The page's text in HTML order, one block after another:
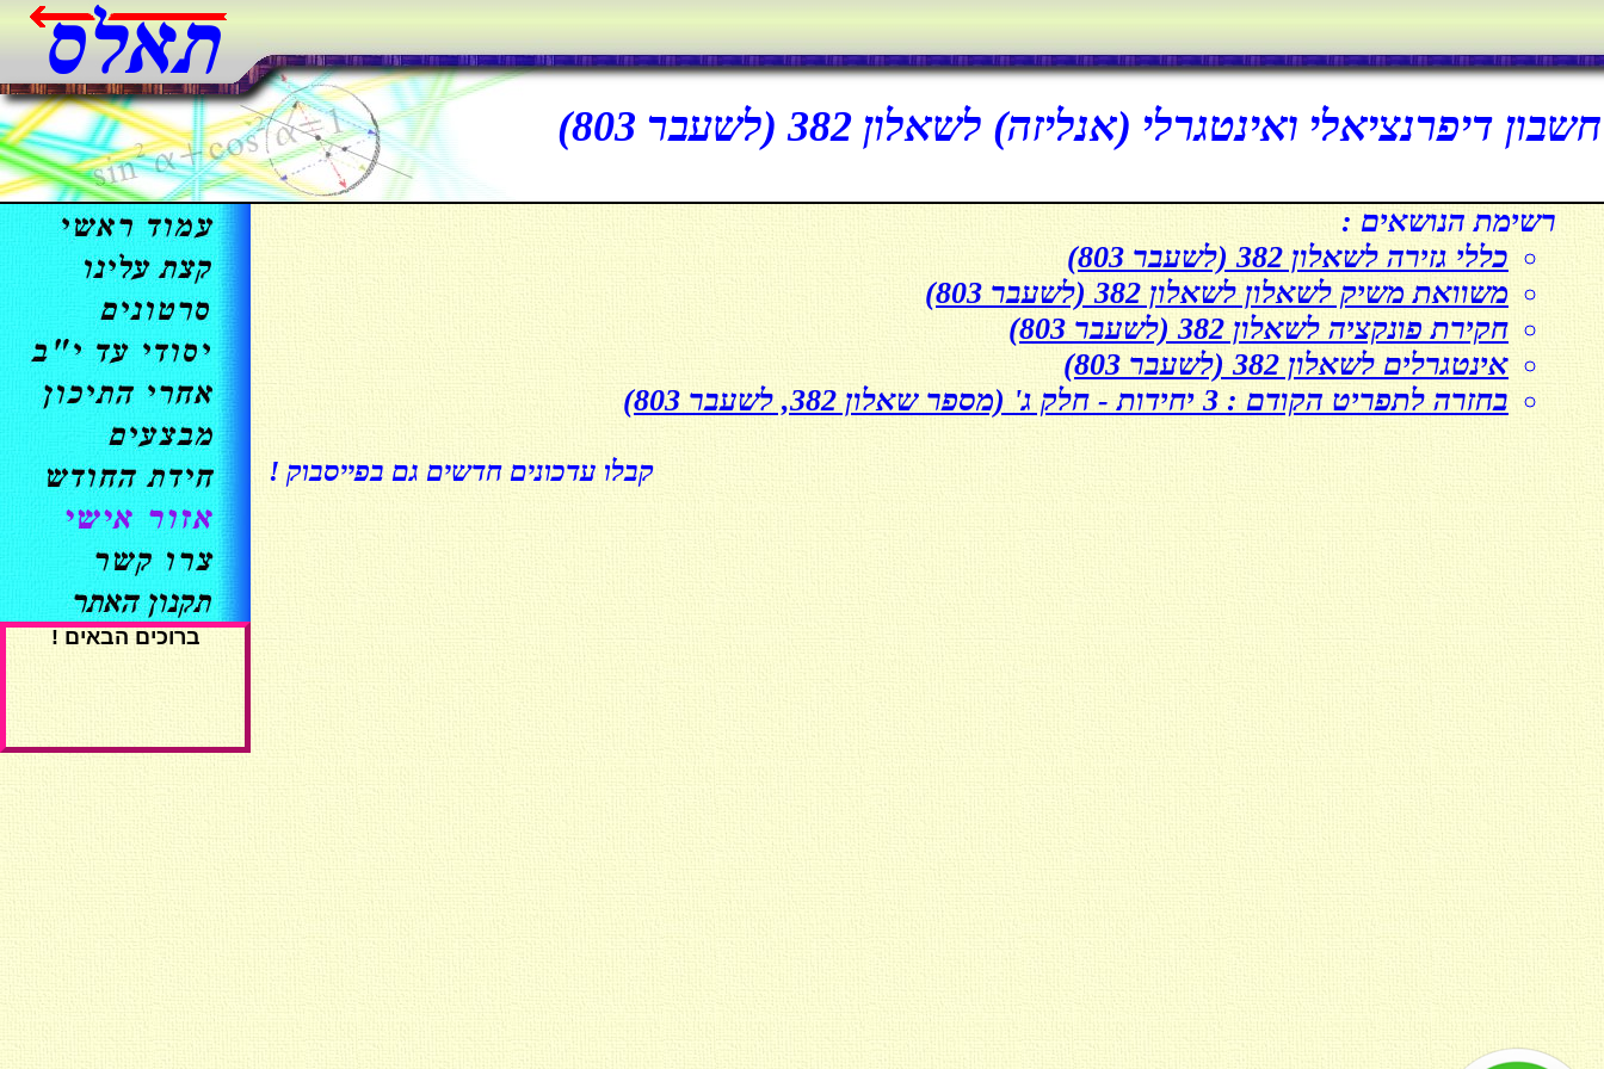
ברוכים הבאים !
חשבון דיפרנציאלי ואינטגרלי (אנליזה) לשאלון 382 (לשעבר 803)
רשימת הנושאים :
כללי גזירה לשאלון 382 (לשעבר 803)
משוואת משיק לשאלון לשאלון 382 (לשעבר 803)
חקירת פונקציה לשאלון 382 (לשעבר 803)
אינטגרלים לשאלון 382 (לשעבר 803)
בחזרה לתפריט הקודם : 3 יחידות - חלק ג' (מספר שאלון 382, לשעבר 803)
קבלו עדכונים חדשים גם בפייסבוק !